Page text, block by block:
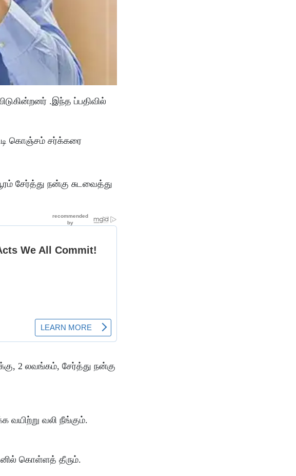
.இந்த ப்பதிவில்
கொஞ்சம் சர்க்கரை
சேர்த்து நன்கு சுடவைத்து
2 லவங்கம், சேர்த்து நன்கு
வயிற்று வலி நீங்கும்.
கொள்ளத் தீரும்.